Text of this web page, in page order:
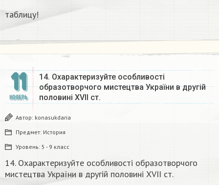
таблицу!
11
НОЯБРЬ
14. Охарактеризуйте особливості
образотворчого мистецтва України в другій
половині XVII ст.​
Автор: konasukdaria
Предмет: История
Уровень: 5 - 9 класс
14. Охарактеризуйте особливості образотворчого
мистецтва України в другій половині XVII ст.​